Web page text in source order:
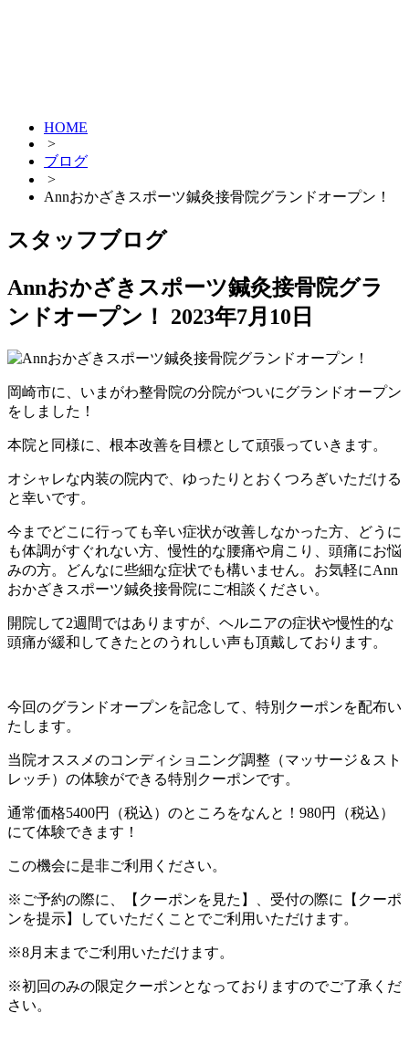
HOME
>
ブログ
>
Annおかざきスポーツ鍼灸接骨院グランドオープン！
スタッフブログ
Annおかざきスポーツ鍼灸接骨院グラ
ンドオープン！
2023年7月10日
岡崎市に、いまがわ整骨院の分院がついにグランドオープン
をしました！
本院と同様に、根本改善を目標として頑張っていきます。
オシャレな内装の院内で、ゆったりとおくつろぎいただける
と幸いです。
今までどこに行っても辛い症状が改善しなかった方、どうに
も体調がすぐれない方、慢性的な腰痛や肩こり、頭痛にお悩
みの方。どんなに些細な症状でも構いません。お気軽にAnn
おかざきスポーツ鍼灸接骨院にご相談ください。
開院して2週間ではありますが、ヘルニアの症状や慢性的な
頭痛が緩和してきたとのうれしい声も頂戴しております。
今回のグランドオープンを記念して、特別クーポンを配布い
たします。
当院オススメのコンディショニング調整（マッサージ＆スト
レッチ）の体験ができる特別クーポンです。
通常価格5400円（税込）のところをなんと！980円（税込）
にて体験できます！
この機会に是非ご利用ください。
※ご予約の際に、【クーポンを見た】、受付の際に【クーポ
ンを提示】していただくことでご利用いただけます。
※8月末までご利用いただけます。
※初回のみの限定クーポンとなっておりますのでご了承くだ
さい。